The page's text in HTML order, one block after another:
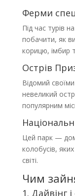
Ферми
Під час турів
побачити, як
корицю, імбир
Острів
Відомий
невеликий
популярним
Цей парк —
колобусів,
світі.
Чим
1. Дайвінг